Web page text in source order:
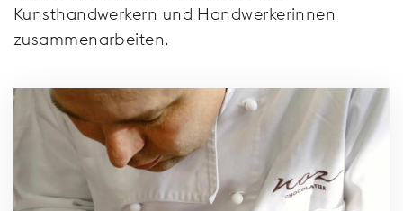
Kunsthandwerkern und Handwerkerinnen
zusammenarbeiten.